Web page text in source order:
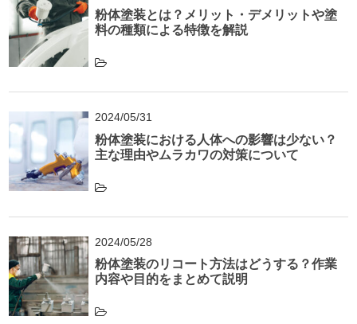
粉体塗装とは？メリット・デメリットや塗
料の種類による特徴を解説
2024/05/31
粉体塗装における人体への影響は少ない？
主な理由やムラカワの対策について
2024/05/28
粉体塗装のリコート方法はどうする？作業
内容や目的をまとめて説明